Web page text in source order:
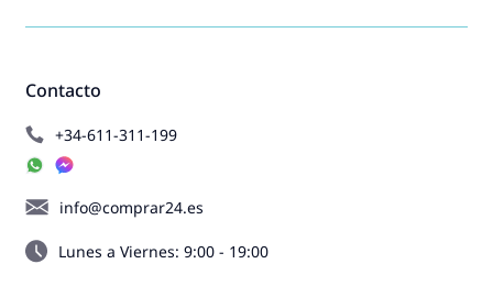
Contacto
+34-611-311-199
info@comprar24.es
Lunes a Viernes: 9:00 - 19:00